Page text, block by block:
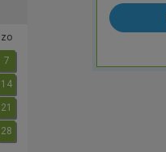
zo
7
14
21
28